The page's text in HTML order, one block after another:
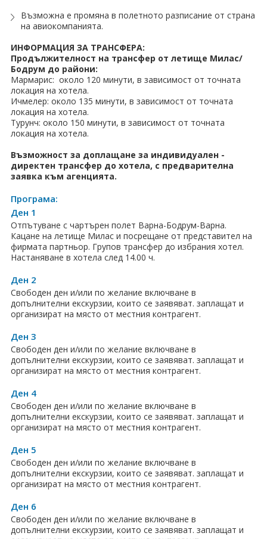
Великден 2026
ЕКЗОТИКА
Екзотични почивки
КРУИЗИ
САМОЛЕТНИ БИЛЕТИ
ХОТЕЛИ
Хотели в чужбина
ЕЗИКОВО УЧИЛИЩЕ
SUMMER ENGLISH TALENTS ACADEMY
ВХОД ЗА АГЕНТИ
Възможна е промяна в полетното разписание от страна
на авиокомпанията.
ИНФОРМАЦИЯ ЗА ТРАНСФЕРА:
Продължителност на трансфер от летище Милас/
Бодрум до райони:
Мармарис: около 120 минути, в зависимост от точната
локация на хотела.
Ичмелер: около 135 минути, в зависимост от точната
локация на хотела.
Турунч: около 150 минути, в зависимост от точната
локация на хотела.
Възможност за доплащане за индивидуален -
директен трансфер до хотела, с предварителна
заявка към агенцията.
Програма:
Ден 1
Отпътуване с чартърен полет Варна-Бодрум-Варна.
Кацане на летище Милас и посрещане от представител на
фирмата партньор. Групов трансфер до избрания хотел.
Настаняване в хотела след 14.00 ч.
Ден 2
Свободен ден и/или по желание включване в
допълнителни екскурзии, които се заявяват. заплащат и
организират на място от местния контрагент.
Ден 3
Свободен ден и/или по желание включване в
допълнителни екскурзии, които се заявяват. заплащат и
организират на място от местния контрагент.
Ден 4
Свободен ден и/или по желание включване в
допълнителни екскурзии, които се заявяват. заплащат и
организират на място от местния контрагент.
Ден 5
Свободен ден и/или по желание включване в
допълнителни екскурзии, които се заявяват. заплащат и
организират на място от местния контрагент.
Ден 6
Свободен ден и/или по желание включване в
допълнителни екскурзии, които се заявяват. заплащат и